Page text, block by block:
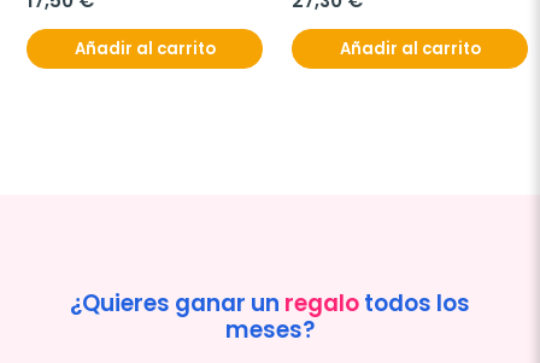
Añadir al carrito Añadir al carrito
¿Quieres ganar un regalotodos los
meses?